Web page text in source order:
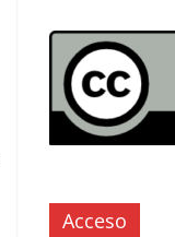
Acceso